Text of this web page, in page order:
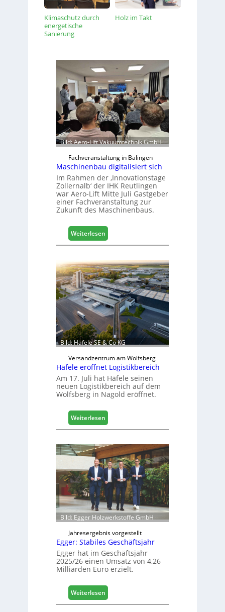
Klimaschutz durch
energetische
Sanierung
Holz im Takt
Bild: Aero-Lift Vakuumtechnik GmbH
Fachveranstaltung in Balingen
Maschinenbau digitalisiert sich
Im Rahmen der ‚Innovationstage
Zollernalb‘ der IHK Reutlingen
war Aero-Lift Mitte Juli Gastgeber
einer Fachveranstaltung zur
Zukunft des Maschinenbaus.
Weiterlesen:
M
s
c
h
i
n
e
n
b
a
u
d
i
g
i
t
i
i
e
r
t
s
c
h
Bild: Häfele SE & Co KG
Versandzentrum am Wolfsberg
Häfele eröffnet Logistikbereich
Am 17. Juli hat Häfele seinen
neuen Logistikbereich auf dem
Wolfsberg in Nagold eröffnet.
Weiterlesen:
H
f
e
l
e
e
r
ö
f
f
n
e
t
L
o
s
Bild: Egger Holzwerkstoffe GmbH
Jahresergebnis vorgestellt
Egger: Stabiles Geschäftsjahr
Egger hat im Geschäftsjahr
2025/26 einen Umsatz von 4,26
Milliarden Euro erzielt.
Weiterlesen:
E